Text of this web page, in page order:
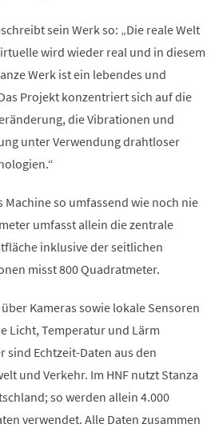
sein Werk so: „Die reale Welt
wird wieder real und in diesem
Werk ist ein lebendes und
Projekt konzentriert sich auf die
die Vibrationen und
unter Verwendung drahtloser
Machine so umfassend wie noch nie
umfasst allein die zentrale
inklusive der seitlichen
misst 800 Quadratmeter.
Kameras sowie lokale Sensoren
Licht, Temperatur und Lärm
sind Echtzeit-Daten aus den
und Verkehr. Im HNF nutzt Stanza
so werden allein 4.000
verwendet. Alle Daten zusammen